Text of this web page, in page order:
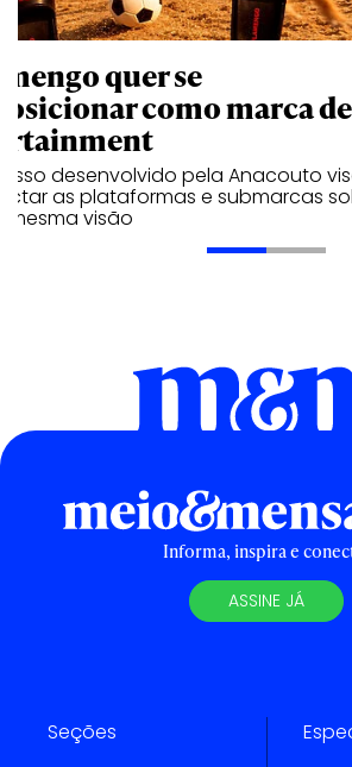
quer se
como marca de
desenvolvido pela Anacouto
as plataformas e submarcas
mesma visão
Informa, inspira e
ASSINE JÁ
Seções